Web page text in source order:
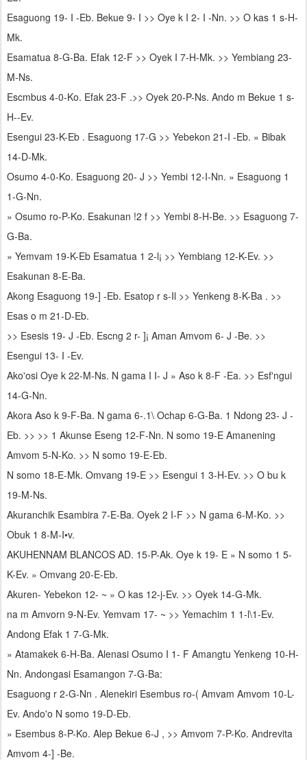
Esaguong 19- I -Eb. Bekue 9- I >> Oye k I 2- I -Nn. >> O kas 1 s-H-
Mk.
Esamatua 8-G-Ba. Efak 12-F >> Oyek I 7-H-Mk. >> Yembiang 23-
M-Ns.
Escmbus 4-0-Ko. Efak 23-F .>> Oyek 20-P-Ns. Ando m Bekue 1 s-
H--Ev.
Esengui 23-K-Eb . Esaguong 17-G >> Yebekon 21-I -Eb. » Bibak
14-D-Mk.
Osumo 4-0-Ko. Esaguong 20- J >> Yembi 12-I-Nn. » Esaguong 1
1-G-Nn.
» Osumo ro-P-Ko. Esakunan !2 f >> Yembi 8-H-Be. >> Esaguong 7-
G-Ba.
» Yemvam 19-K-Eb Esamatua 1 2-l¡ >> Yembiang 12-K-Ev. >>
Esakunan 8-E-Ba.
Akong Esaguong 19-] -Eb. Esatop r s-Il >> Yenkeng 8-K-Ba . >>
Esas o m 21-D-Eb.
>> Esesis 19- J -Eb. Escng 2 r- ]¡ Aman Amvom 6- J -Be. >>
Esengui 13- I -Ev.
Ako'osi Oye k 22-M-Ns. N gama I I- J » Aso k 8-F -Ea. >> Esf'ngui
14-G-Nn.
Akora Aso k 9-F-Ba. N gama 6-.1\ Ochap 6-G-Ba. 1 Ndong 23- J -
Eb. >> >> 1 Akunse Eseng 12-F-Nn. N somo 19-E Amanening
Amvom 5-N-Ko. >> N somo 19-E-Eb.
N somo 18-E-Mk. Omvang 19-E >> Esengui 1 3-H-Ev. >> O bu k
19-M-Ns.
Akuranchik Esambira 7-E-Ba. Oyek 2 I-F >> N gama 6-M-Ko. >>
Obuk 1 8-M-I•v.
AKUHENNAM BLANCOS AD. 15-P-Ak. Oye k 19- E » N somo 1 5-
K-Ev. » Omvang 20-E-Eb.
Akuren- Yebekon 12- ~ » O kas 12-j-Ev. >> Oyek 14-G-Mk.
na m Amvorn 9-N-Ev. Yemvam 17- ~ >> Yemachim 1 1-l\1-Ev.
Andong Efak 1 7-G-Mk.
» Atamakek 6-H-Ba. Alenasi Osumo I 1- F Amangtu Yenkeng 10-H-
Nn. Andongasi Esamangon 7-G-Ba:
Esaguong r 2-G-Nn . Alenekiri Esembus ro-( Amvam Amvom 10-L-
Ev. Ando'o N somo 19-D-Eb.
» Esembus 8-P-Ko. Alep Bekue 6-J , >> Amvom 7-P-Ko. Andrevita
Amvom 4-] -Be.